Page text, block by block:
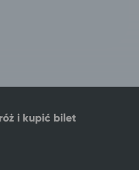
i kupić bilet